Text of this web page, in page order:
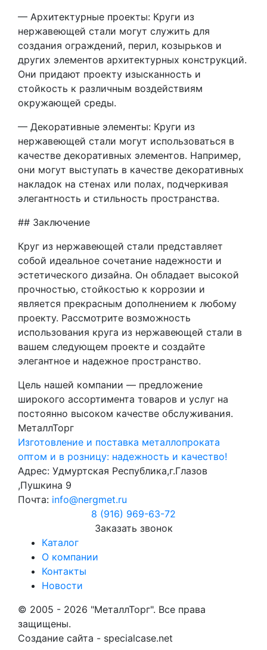
— Архитектурные проекты: Круги из
нержавеющей стали могут служить для
создания ограждений, перил, козырьков и
других элементов архитектурных конструкций.
Они придают проекту изысканность и
стойкость к различным воздействиям
окружающей среды.
— Декоративные элементы: Круги из
нержавеющей стали могут использоваться в
качестве декоративных элементов. Например,
они могут выступать в качестве декоративных
накладок на стенах или полах, подчеркивая
элегантность и стильность пространства.
## Заключение
Круг из нержавеющей стали представляет
собой идеальное сочетание надежности и
эстетического дизайна. Он обладает высокой
прочностью, стойкостью к коррозии и
является прекрасным дополнением к любому
проекту. Рассмотрите возможность
использования круга из нержавеющей стали в
вашем следующем проекте и создайте
элегантное и надежное пространство.
Цель нашей компании — предложение
широкого ассортимента товаров и услуг на
постоянно высоком качестве обслуживания.
МеталлТорг
Изготовление и поставка металлопроката
оптом и в розницу: надежность и качество!
Адрес: Удмуртская Республика,г.Глазов
,Пушкина 9
Почта: info@nergmet.ru
8 (916) 969-63-72
Заказать звонок
Каталог
О компании
Контакты
Новости
© 2005 - 2026 "МеталлТорг". Все права
защищены.
Создание сайта - specialcase.net